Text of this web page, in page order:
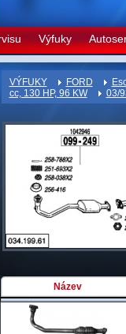
Výfuky
VÝFUKY FORD
cc, 130 HP, 96 KW
03/
Název